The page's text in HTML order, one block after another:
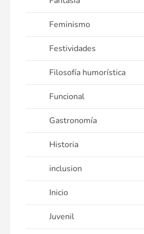
Feminismo
Festividades
Filosofía humorística
Funcional
Gastronomía
Historia
inclusion
Inicio
Juvenil